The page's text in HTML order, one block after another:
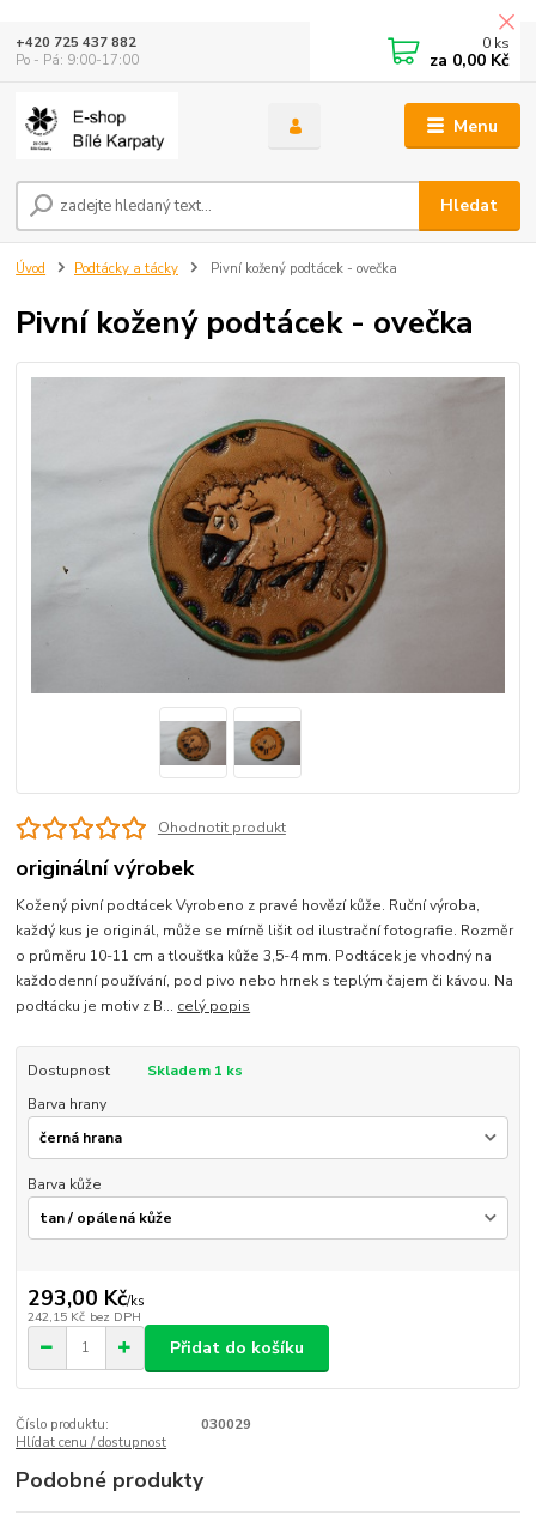
Menu
Hledat
+420 725 437 882
Po - Pá: 9:00-17:00
0 ks
za 0,00 Kč
Úvod Podtácky a tácky Pivní kožený podtácek - ovečka
Pivní kožený podtácek - ovečka
Ohodnotit produkt
originální výrobek
Kožený pivní podtácek Vyrobeno z pravé hovězí kůže. Ruční výroba,
každý kus je originál, může se mírně lišit od ilustrační fotografie. Rozměr
o průměru 10-11 cm a tloušťka kůže 3,5-4 mm. Podtácek je vhodný na
každodenní používání, pod pivo nebo hrnek s teplým čajem či kávou. Na
podtácku je motiv z B... celý popis
Dostupnost
Skladem 1 ks
Barva hrany
Barva kůže
293,00 Kč/ks
242,15 Kč bez DPH
Přidat do košíku
Číslo produktu:
030029
Hlídat cenu / dostupnost
Podobné produkty